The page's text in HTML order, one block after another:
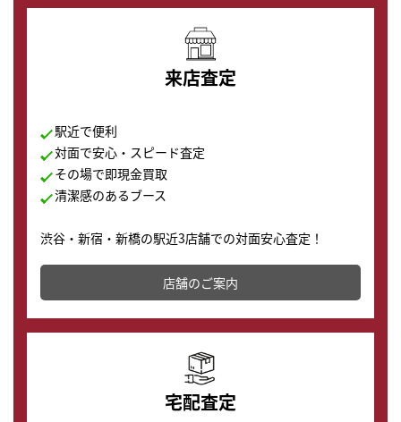
来店査定
駅近で便利
対面で安心・スピード査定
その場で即現金買取
清潔感のあるブース
渋谷・新宿・新橋の駅近3店舗での対面安心査定！
その場で現金買取致します。渋谷本店では、時計販売の
店舗を併設しており、下取りに出してお得に新しい時計
の購入もできます♪
店舗のご案内
宅配査定